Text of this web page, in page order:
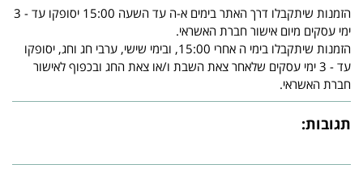
הזמנות שיתקבלו דרך האתר בימים א-ה עד השעה 15:00 יסופקו עד - 3
ימי עסקים מיום אישור חברת האשראי.
הזמנות שיתקבלו בימי ה אחרי 15:00, ובימי שישי, ערבי חג וחג, יסופקו
עד - 3 ימי עסקים שלאחר צאת השבת ו/או צאת החג ובכפוף לאישור
חברת האשראי.
תגובות: